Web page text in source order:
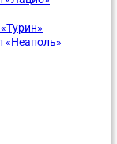
«Неаполь»